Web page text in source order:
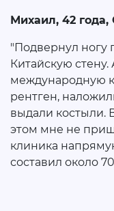
Михаил, 42 года,
"Подвернул ногу
Китайскую
международную
рентген,
выдали костыли.
этом мне не
клиника
составил около